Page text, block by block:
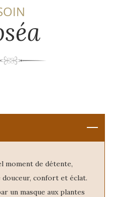
moment de détente,
confort et éclat.
un masque aux plantes